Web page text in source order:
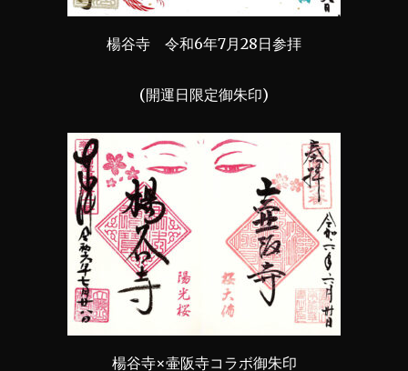
楊谷寺 令和6年7月28日参拝
(開運日限定御朱印)
楊谷寺×壷阪寺コラボ御朱印